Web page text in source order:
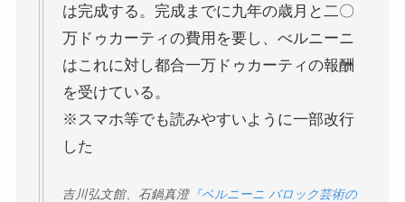
は完成する。完成までに九年の歳月と二〇
万ドゥカーティの費用を要し、べルニーニ
はこれに対し都合一万ドゥカーティの報酬
を受けている。
※スマホ等でも読みやすいように一部改行
した
吉川弘文館、石鍋真澄『ベルニーニ バロック芸術の